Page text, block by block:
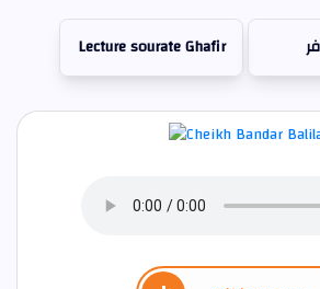
Lecture sourate Ghafir